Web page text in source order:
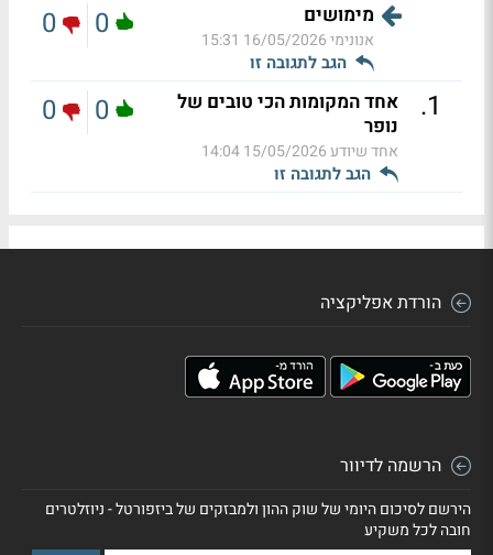
מימושים
אנונימי16/05/2026 15:31
הגב לתגובה זו
0
0
1
.
אחד המקומות הכי טובים של
נופר
אחד שיודע15/05/2026 14:04
הגב לתגובה זו
0
0
הורדת אפליקציה
הרשמה לדיוור
הירשם לסיכום היומי של שוק ההון ולמבזקים של ביזפורטל - ניוזלטרים
חובה לכל משקיע